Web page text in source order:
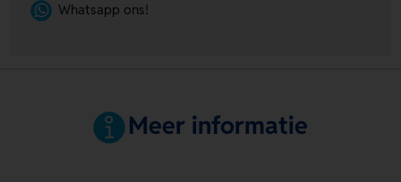
Whatsapp ons!
Meer informatie